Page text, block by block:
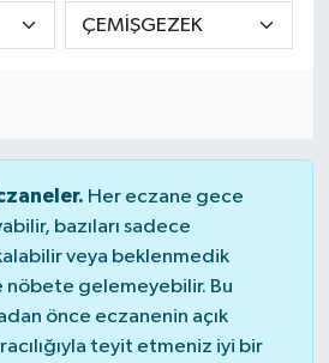
Her eczane gece
bazıları sadece
veya beklenmedik
nöbete gelemeyebilir. Bu
önce eczanenin açık
teyit etmeniz iyi bir